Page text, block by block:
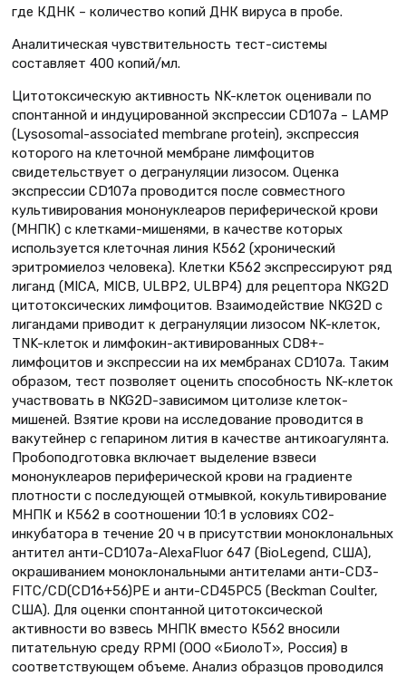
где КДНК – количество копий ДНК вируса в пробе.
Аналитическая чувствительность тест-системы
составляет 400 копий/мл.
Цитотоксическую активность NK-клеток оценивали по
спонтанной и индуцированной экспрессии CD107a – LAMP
(Lysosomal-associated membrane protein), экспрессия
которого на клеточной мембране лимфоцитов
свидетельствует о дегрануляции лизосом. Оценка
экспрессии CD107a проводится после совместного
культивирования мононуклеаров периферической крови
(МНПК) с клетками-мишенями, в качестве которых
используется клеточная линия К562 (хронический
эритромиелоз человека). Клетки K562 экспрессируют ряд
лиганд (MICA, MICB, ULBP2, ULBP4) для рецептора NKG2D
цитотоксических лимфоцитов. Взаимодействие NKG2D с
лигандами приводит к дегрануляции лизосом NK-клеток,
TNK-клеток и лимфокин-активированных CD8+-
лимфоцитов и экспрессии на их мембранах CD107a. Таким
образом, тест позволяет оценить способность NK-клеток
участвовать в NKG2D-зависимом цитолизе клеток-
мишеней. Взятие крови на исследование проводится в
вакутейнер с гепарином лития в качестве антикоагулянта.
Пробоподготовка включает выделение взвеси
мононуклеаров периферической крови на градиенте
плотности с последующей отмывкой, кокультивирование
МНПК и К562 в соотношении 10:1 в условиях CO2-
инкубатора в течение 20 ч в присутствии моноклональных
антител анти-CD107a-AlexaFluor 647 (BioLegend, США),
окрашиванием моноклональными антителами анти-CD3-
FITC/CD(CD16+56)PE и анти-CD45PC5 (Beckman Coulter,
США). Для оценки спонтанной цитотоксической
активности во взвесь МНПК вместо К562 вносили
питательную среду RPMI (ООО «БиолоТ», Россия) в
соответствующем объеме. Анализ образцов проводился